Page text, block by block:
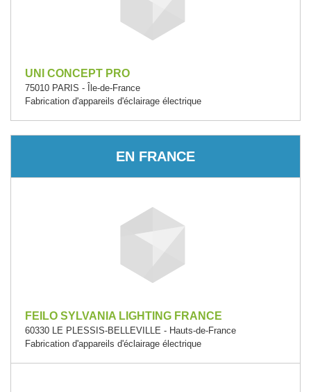
UNI CONCEPT PRO
75010 PARIS - Île-de-France
Fabrication d'appareils d'éclairage électrique
EN FRANCE
FEILO SYLVANIA LIGHTING FRANCE
60330 LE PLESSIS-BELLEVILLE - Hauts-de-France
Fabrication d'appareils d'éclairage électrique